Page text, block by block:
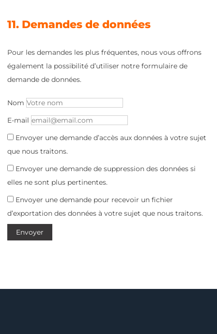
11. Demandes de données
Pour les demandes les plus fréquentes, nous vous offrons
également la possibilité d’utiliser notre formulaire de
demande de données.
Nom
E-mail
Envoyer une demande d’accès aux données à votre sujet
que nous traitons.
Envoyer une demande de suppression des données si
elles ne sont plus pertinentes.
Envoyer une demande pour recevoir un fichier
d’exportation des données à votre sujet que nous traitons.